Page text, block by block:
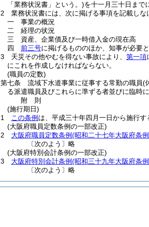
「業務状況書」という。)を十一月三十日まで
2
業務状況書には、次に掲げる事項を記載しな
一
事業の概況
二
経理の状況
三
資産、企業債及び一時借入金の現在高
四
前三号に掲げるもののほか、知事が必要
3
天災その他やむを得ない事故により、 第一項
にこれを作成しなければならない。
(職員の定数)
第七条
流域下水道事業に従事する常勤の職員(
る派遣職員及びこれらに準ずる者並びに臨時
附 則
(施行期日)
1
この条例 は、平成三十年四月一日から施行す
(大阪府職員定数条例の一部改正)
2
大阪府職員定数条例(昭和二十七年大阪府条
〔次のよう〕略
(大阪府特別会計条例の一部改正)
3
大阪府特別会計条例(昭和三十九年大阪府条
〔次のよう〕略